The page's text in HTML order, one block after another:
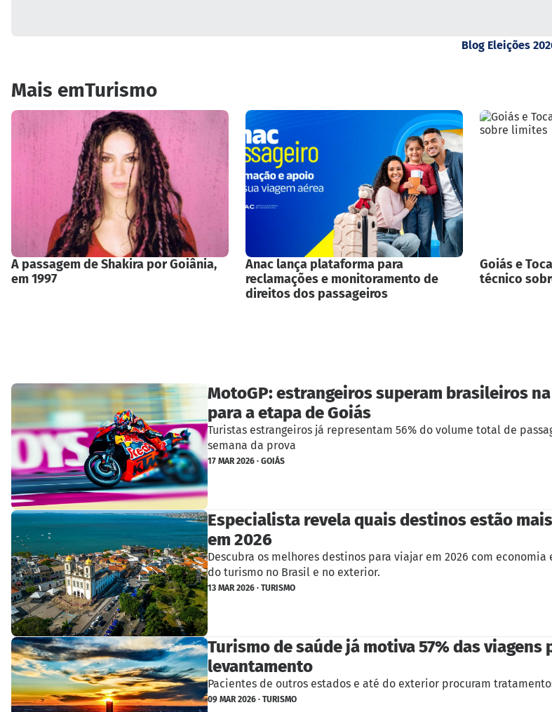
Blog Eleições
Mais emTurismo
A passagem de Shakira por Goiânia,
em 1997
Anac lança plataforma para
reclamações e monitoramento de
direitos dos passageiros
Goiás e
técnico
MotoGP: estrangeiros superam brasileiros
para a etapa de Goiás
Turistas estrangeiros já representam 56% do volume total de
semana da prova
17 MAR 2026 · GOIÁS
Especialista revela quais destinos estão
em 2026
Descubra os melhores destinos para viajar em 2026 com
do turismo no Brasil e no exterior.
13 MAR 2026 · TURISMO
Turismo de saúde já motiva 57% das viagens
levantamento
Pacientes de outros estados e até do exterior procuram
09 MAR 2026 · TURISMO